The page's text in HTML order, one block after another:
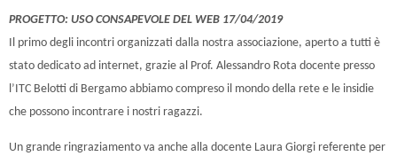
PROGETTO: USO CONSAPEVOLE DEL WEB 17/04/2019
Il primo degli incontri organizzati dalla nostra associazione, aperto a tutti è
stato dedicato ad internet, grazie al Prof. Alessandro Rota docente presso
l’ITC Belotti di Bergamo abbiamo compreso il mondo della rete e le insidie
che possono incontrare i nostri ragazzi.
Un grande ringraziamento va anche alla docente Laura Giorgi referente per